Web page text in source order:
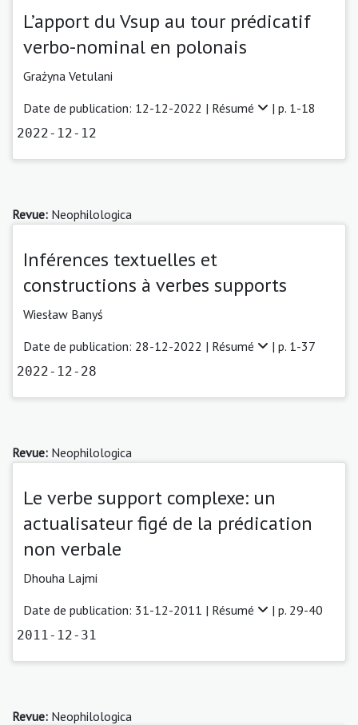
L’apport du Vsup au tour prédicatif
verbo-nominal en polonais
Grażyna Vetulani
Date de publication: 12-12-2022 | Résumé | p. 1-18
2022-12-12
Revue: Neophilologica
Inférences textuelles et
constructions à verbes supports
Wiesław Banyś
Date de publication: 28-12-2022 | Résumé | p. 1-37
2022-12-28
Revue: Neophilologica
Le verbe support complexe: un
actualisateur figé de la prédication
non verbale
Dhouha Lajmi
Date de publication: 31-12-2011 | Résumé | p. 29-40
2011-12-31
Revue: Neophilologica